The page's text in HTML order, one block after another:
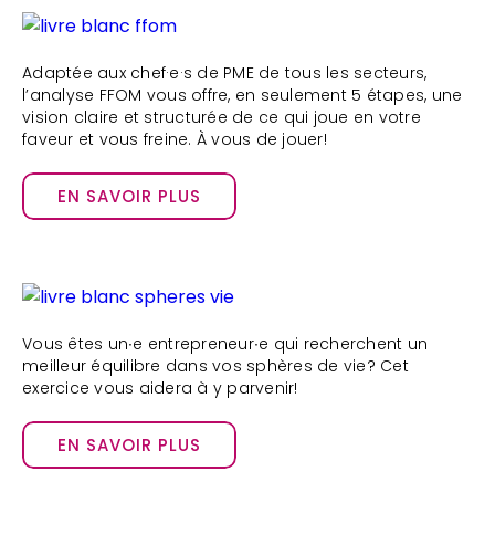
Adaptée aux chef·e·s de PME de tous les secteurs,
l’analyse FFOM vous offre, en seulement 5 étapes, une
vision claire et structurée de ce qui joue en votre
faveur et vous freine. À vous de jouer!
EN SAVOIR PLUS
Vous êtes un∙e entrepreneur∙e qui recherchent un
meilleur équilibre dans vos sphères de vie? Cet
exercice vous aidera à y parvenir!
EN SAVOIR PLUS